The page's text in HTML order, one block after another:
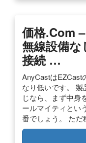
価格.com
無線設備
接続 …
AnyCastはEZCast
なり低いです。
じなら、まず中身
ールマイティとい
番でしょう。 ただ